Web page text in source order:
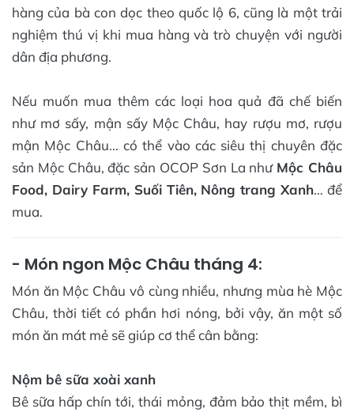
hàng của bà con dọc theo quốc lộ 6, cũng là một trải
nghiệm thú vị khi mua hàng và trò chuyện với người
dân địa phương.
Nếu muốn mua thêm các loại hoa quả đã chế biến
như mơ sấy, mận sấy Mộc Châu, hay rượu mơ, rượu
mận Mộc Châu… có thể vào các siêu thị chuyên đặc
sản Mộc Châu, đặc sản OCOP Sơn La như Mộc Châu
Food, Dairy Farm, Suối Tiên, Nông trang Xanh… để
mua.
- Món ngon Mộc Châu tháng 4:
Món ăn Mộc Châu vô cùng nhiều, nhưng mùa hè Mộc
Châu, thời tiết có phần hơi nóng, bởi vậy, ăn một số
món ăn mát mẻ sẽ giúp cơ thể cân bằng:
Nộm bê sữa xoài xanh
Bê sữa hấp chín tới, thái mỏng, đảm bảo thịt mềm, bì